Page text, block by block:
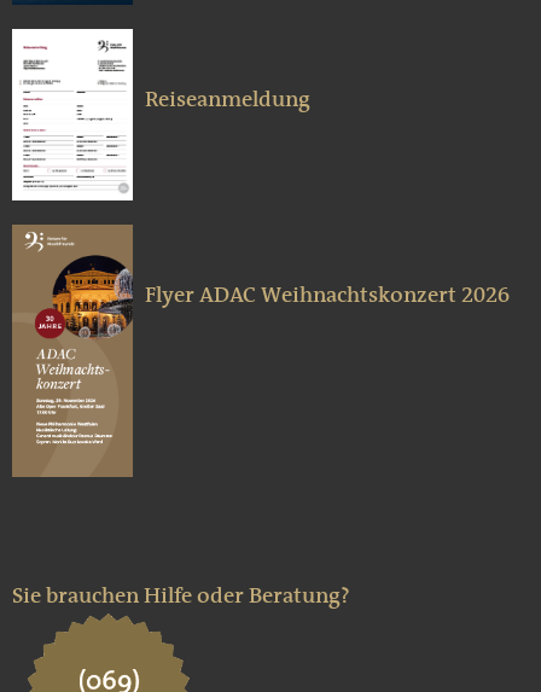
Reiseanmeldung
Flyer ADAC Weihnachtskonzert 2026
Sie brauchen Hilfe oder Beratung?